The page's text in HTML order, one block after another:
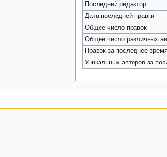
Последний редактор
Дата последней правки
Общее число правок
Общее число различных
Правок за последнее
Уникальных авторов за